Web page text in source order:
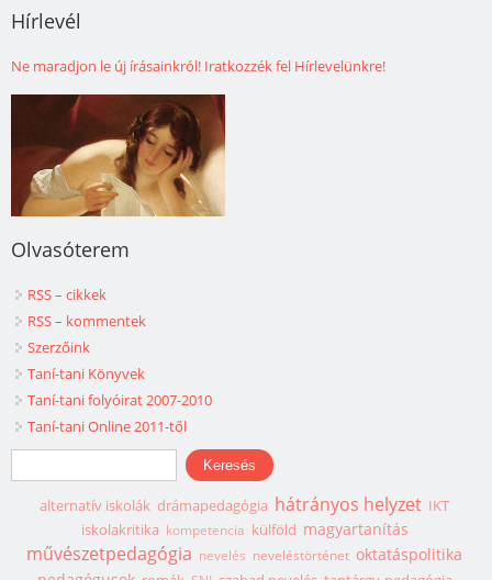
Hírlevél
Ne maradjon le új írásainkról! Iratkozzék fel Hírlevelünkre!
Olvasóterem
RSS – cikkek
RSS – kommentek
Szerzőink
Taní-tani Könyvek
Taní-tani folyóirat 2007-2010
Taní-tani Online 2011-től
Keresés űrlap
Keresés
alternatív iskolák drámapedagógia hátrányos helyzet IKT
iskolakritika kompetencia külföld magyartanítás
művészetpedagógia nevelés neveléstörténet oktatáspolitika